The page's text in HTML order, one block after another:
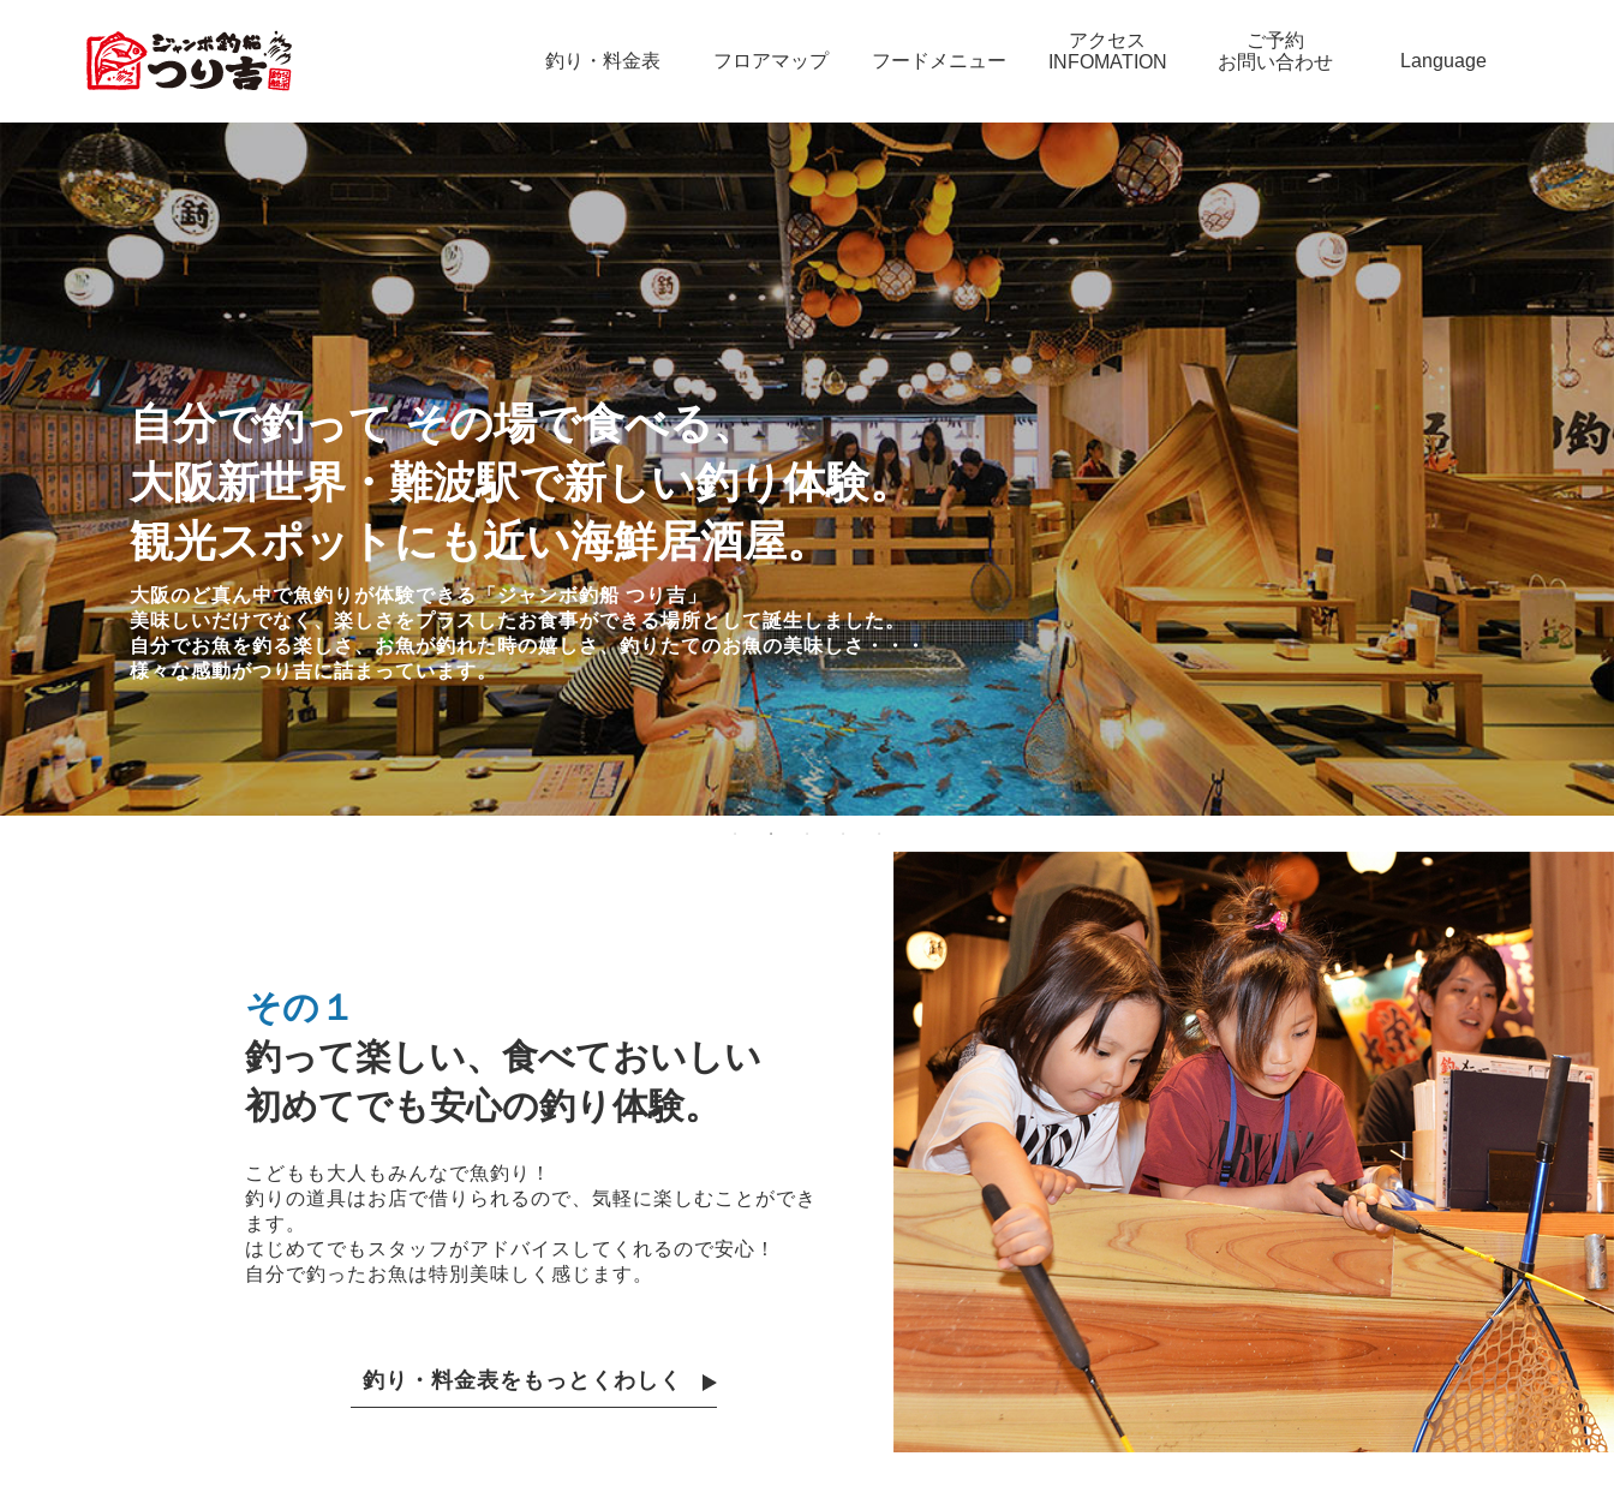
釣り・料金表 フロアマップ フードメニュー
アクセス
INFOMATION
ご予約
お問い合わせ
Language
自分で釣って その場で食べる、
大阪新世界・難波駅で新しい釣り体験。
観光スポットにも近い海鮮居酒屋。
大阪のど真ん中で魚釣りが体験できる「ジャンボ釣船 つり吉」
美味しいだけでなく、楽しさをプラスしたお食事ができる場所として誕生しました。
自分でお魚を釣る楽しさ、お魚が釣れた時の嬉しさ、釣りたてのお魚の美味しさ・・・
様々な感動がつり吉に詰まっています。
その１
釣って楽しい、食べておいしい
初めてでも安心の釣り体験。
こどもも大人もみんなで魚釣り！
釣りの道具はお店で借りられるので、気軽に楽しむことができ
ます。
はじめてでもスタッフがアドバイスしてくれるので安心！
自分で釣ったお魚は特別美味しく感じます。
釣り・料金表をもっとくわしく